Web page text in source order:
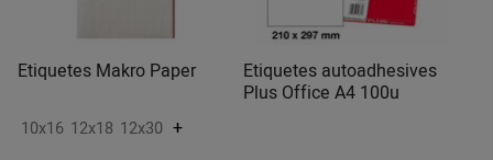
Etiquetes Makro Paper
10x16 12x18 12x30 +
Etiquetes autoadhesives
Plus Office A4 100u